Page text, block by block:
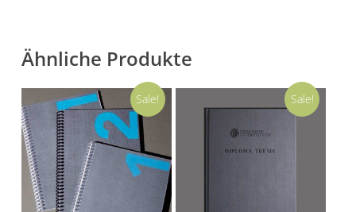
Ähnliche Produkte
Sale! Sale!